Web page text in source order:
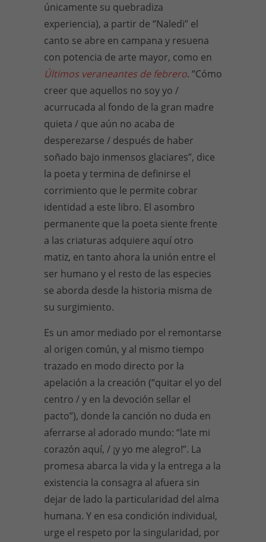
únicamente su quebradiza
experiencia), a partir de “Naledi” el
canto se abre en campana y resuena
con potencia de arte mayor, como en
Últimos veraneantes de febrero. “Cómo
creer que aquellos no soy yo /
acurrucada al fondo de la gran madre
quieta / que aún no acaba de
desperezarse / después de haber
soñado bajo inmensos glaciares”, dice
la poeta y termina de definirse el
corrimiento que le permite cobrar
identidad a este libro. El asombro
permanente que la poeta siente frente
a las criaturas adquiere aquí otro
matiz, en tanto ahora la unión entre el
ser humano y el resto de las especies
se aborda desde la historia misma de
su surgimiento.
Es un amor mediado por el remontarse
al origen común, y al mismo tiempo
trazado en modo directo por la
apelación a la creación (“quitar el yo del
centro / y en la devoción sellar el
pacto”), donde la canción no duda en
aferrarse al adorado mundo: “late mi
corazón aquí, / ¡y yo me alegro!”. La
promesa abarca la vida y la entrega a la
existencia la consagra al afuera sin
dejar de lado la particularidad del alma
humana. Y en esa condición individual,
urge el respeto por la singularidad, por